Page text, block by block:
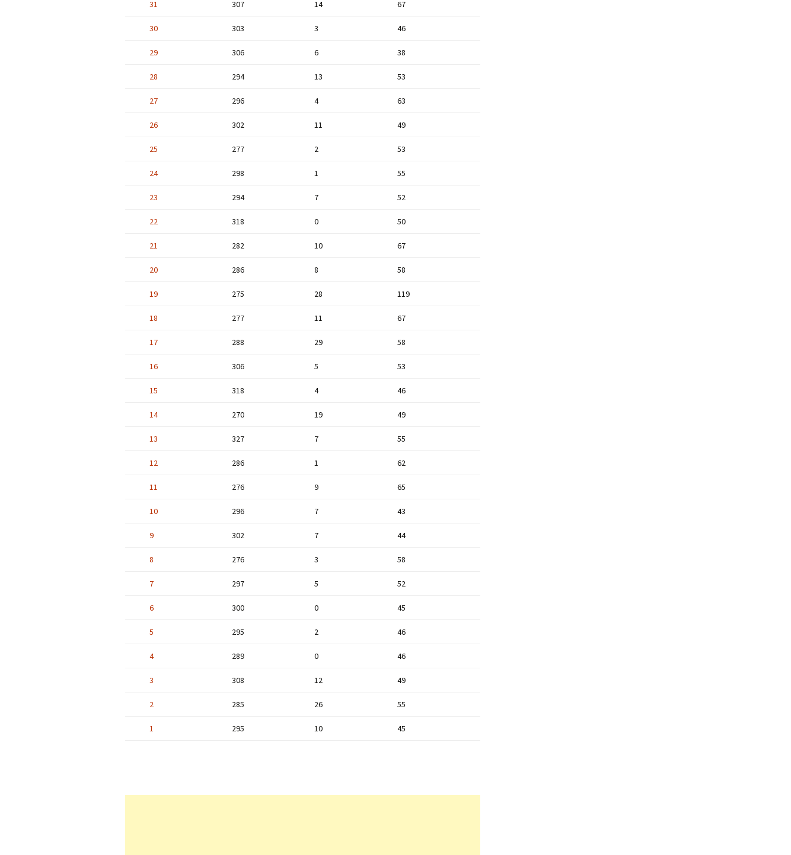
31 307 14 67
30 303 3 46
29 306 6 38
28 294 13 53
27 296 4 63
26 302 11 49
25 277 2 53
24 298 1 55
23 294 7 52
22 318 0 50
21 282 10 67
20 286 8 58
19 275 28 119
18 277 11 67
17 288 29 58
16 306 5 53
15 318 4 46
14 270 19 49
13 327 7 55
12 286 1 62
11 276 9 65
10 296 7 43
9 302 7 44
8 276 3 58
7 297 5 52
6 300 0 45
5 295 2 46
4 289 0 46
3 308 12 49
2 285 26 55
1 295 10 45